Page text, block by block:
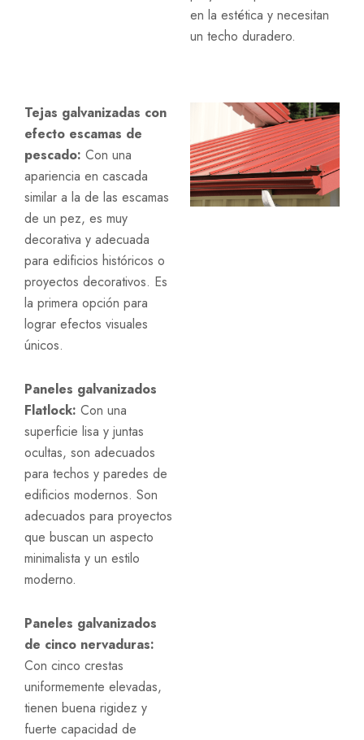
en la estética y necesitan
un techo duradero.
Tejas galvanizadas con
efecto escamas de
pescado: Con una
apariencia en cascada
similar a la de las escamas
de un pez, es muy
decorativa y adecuada
para edificios históricos o
proyectos decorativos. Es
la primera opción para
lograr efectos visuales
únicos.
Paneles galvanizados
Flatlock: Con una
superficie lisa y juntas
ocultas, son adecuados
para techos y paredes de
edificios modernos. Son
adecuados para proyectos
que buscan un aspecto
minimalista y un estilo
moderno.
Paneles galvanizados
de cinco nervaduras:
Con cinco crestas
uniformemente elevadas,
tienen buena rigidez y
fuerte capacidad de